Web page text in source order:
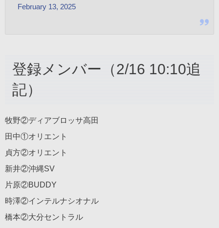
February 13, 2025
登録メンバー（2/16 10:10追
記）
牧野②ディアブロッサ高田
田中①オリエント
貞方②オリエント
新井②沖縄SV
片原②BUDDY
時澤②インテルナシオナル
橋本②大分セントラル